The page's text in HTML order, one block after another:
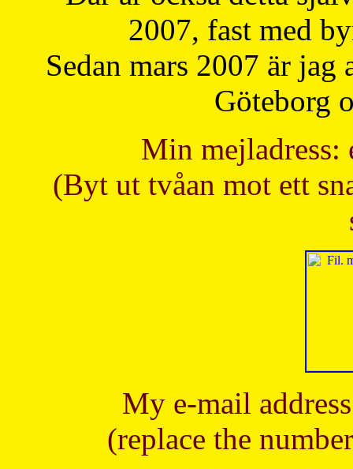
2007, fast med
Sedan mars 2007 är
Göteborg
Min mejladress:
(Byt ut tvåan mot ett
My e-mail
(replace the